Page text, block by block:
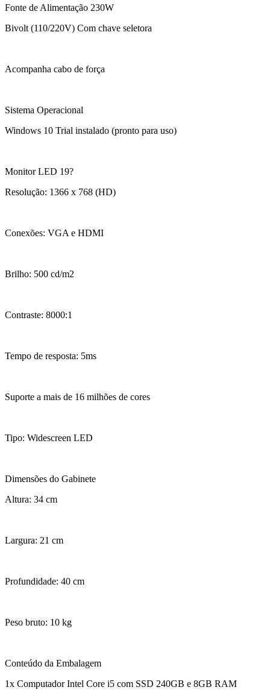
Fonte de Alimentação 230W
Bivolt (110/220V) Com chave seletora
Acompanha cabo de força
Sistema Operacional
Windows 10 Trial instalado (pronto para uso)
Monitor LED 19?
Resolução: 1366 x 768 (HD)
Conexões: VGA e HDMI
Brilho: 500 cd/m2
Contraste: 8000:1
Tempo de resposta: 5ms
Suporte a mais de 16 milhões de cores
Tipo: Widescreen LED
Dimensões do Gabinete
Altura: 34 cm
Largura: 21 cm
Profundidade: 40 cm
Peso bruto: 10 kg
Conteúdo da Embalagem
1x Computador Intel Core i5 com SSD 240GB e 8GB RAM